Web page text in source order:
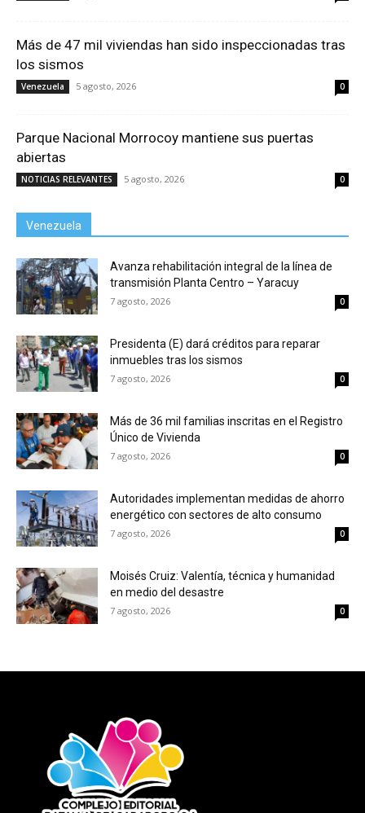
Más de 47 mil viviendas han sido inspeccionadas tras
los sismos
Venezuela 5 agosto, 2026 0
Parque Nacional Morrocoy mantiene sus puertas
abiertas
NOTICIAS RELEVANTES 5 agosto, 2026 0
Venezuela
Avanza rehabilitación integral de la línea de
transmisión Planta Centro – Yaracuy
7 agosto, 2026 0
Presidenta (E) dará créditos para reparar
inmuebles tras los sismos
7 agosto, 2026 0
Más de 36 mil familias inscritas en el Registro
Único de Vivienda
7 agosto, 2026 0
Autoridades implementan medidas de ahorro
energético con sectores de alto consumo
7 agosto, 2026 0
Moisés Cruiz: Valentía, técnica y humanidad
en medio del desastre
7 agosto, 2026 0